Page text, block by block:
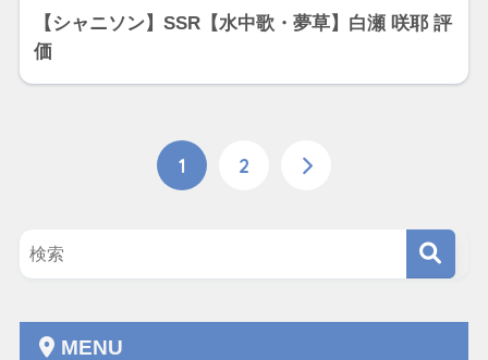
【シャニソン】SSR【水中歌・夢草】白瀬 咲耶 評
価
1 2
MENU